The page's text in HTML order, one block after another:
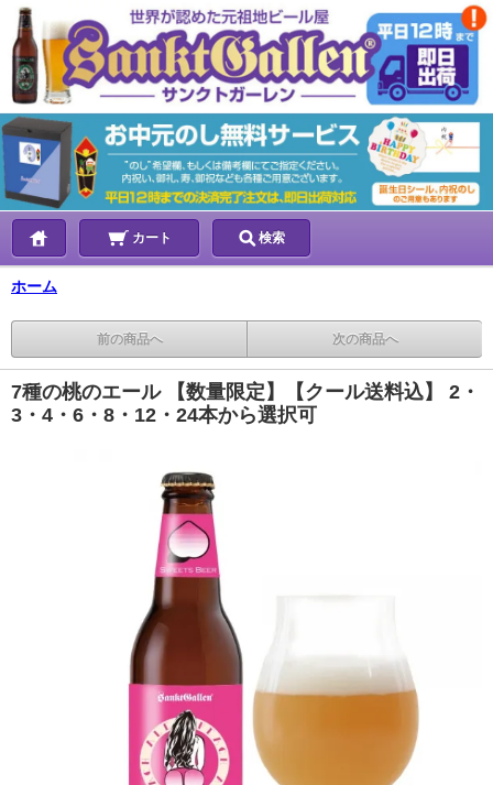
カート 検索
ホーム
前の商品へ 次の商品へ
7種の桃のエール 【数量限定】【クール送料込】 2・
3・4・6・8・12・24本から選択可